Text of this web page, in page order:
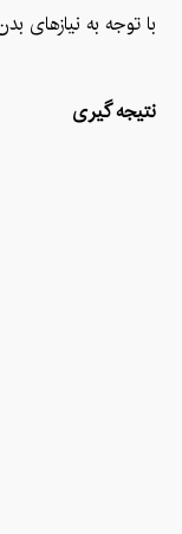
با توجه به نیازهای
نتیجه گیری